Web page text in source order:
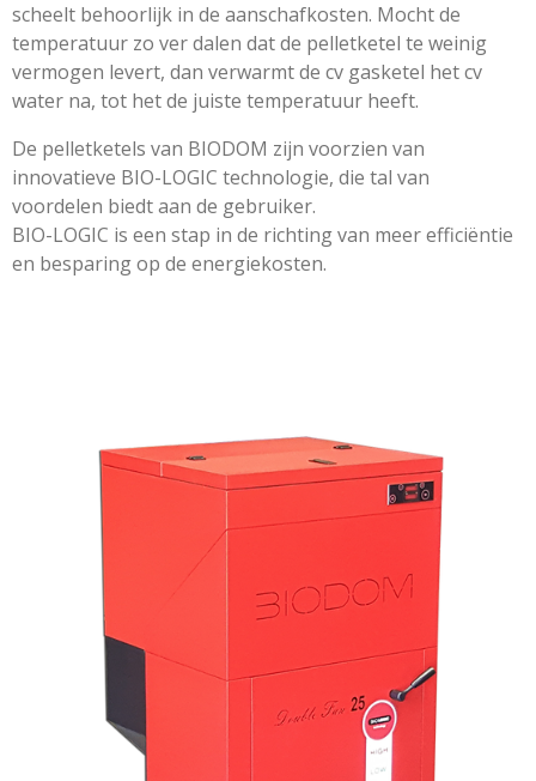
scheelt behoorlijk in de aanschafkosten. Mocht de
temperatuur zo ver dalen dat de pelletketel te weinig
vermogen levert, dan verwarmt de cv gasketel het cv
water na, tot het de juiste temperatuur heeft.
De pelletketels van BIODOM zijn voorzien van
innovatieve BIO-LOGIC technologie, die tal van
voordelen biedt aan de gebruiker.
BIO-LOGIC is een stap in de richting van meer efficiëntie
en besparing op de energiekosten.